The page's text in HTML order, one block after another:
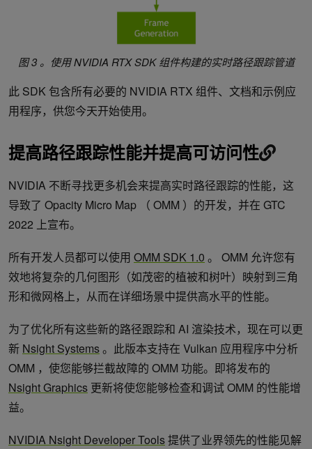
图 3 。使用 NVIDIA RTX SDK 组件构建的实时路径跟踪管道
此 SDK 包含所有必要的 NVIDIA RTX 组件、文档和示例应
用程序，供您今天开始使用。
提高路径跟踪性能并提高可访问性
NVIDIA 不断寻找更多机会来提高实时路径跟踪的性能，这
导致了 Opacity Micro Map （ OMM ）的开发，并在 GTC
2022 上宣布。
所有开发人员都可以使用 OMM SDK 1.0 。 OMM 允许您有
效地将复杂的几何图形（如茂密的植被和树叶）映射到三角
形和微网格上，从而在详细场景中提供高水平的性能。
为了优化所有这些新的路径跟踪和 AI 渲染技术，现在可以更
新 Nsight Systems。此版本支持在 Vulkan 应用程序中分析
OMM ，使您能够拦截故障的 OMM 功能。即将发布的
Nsight Graphics 更新将使您能够检查和调试 OMM 的性能增
益。
NVIDIA Nsight Developer Tools提供了业界领先的性能见解